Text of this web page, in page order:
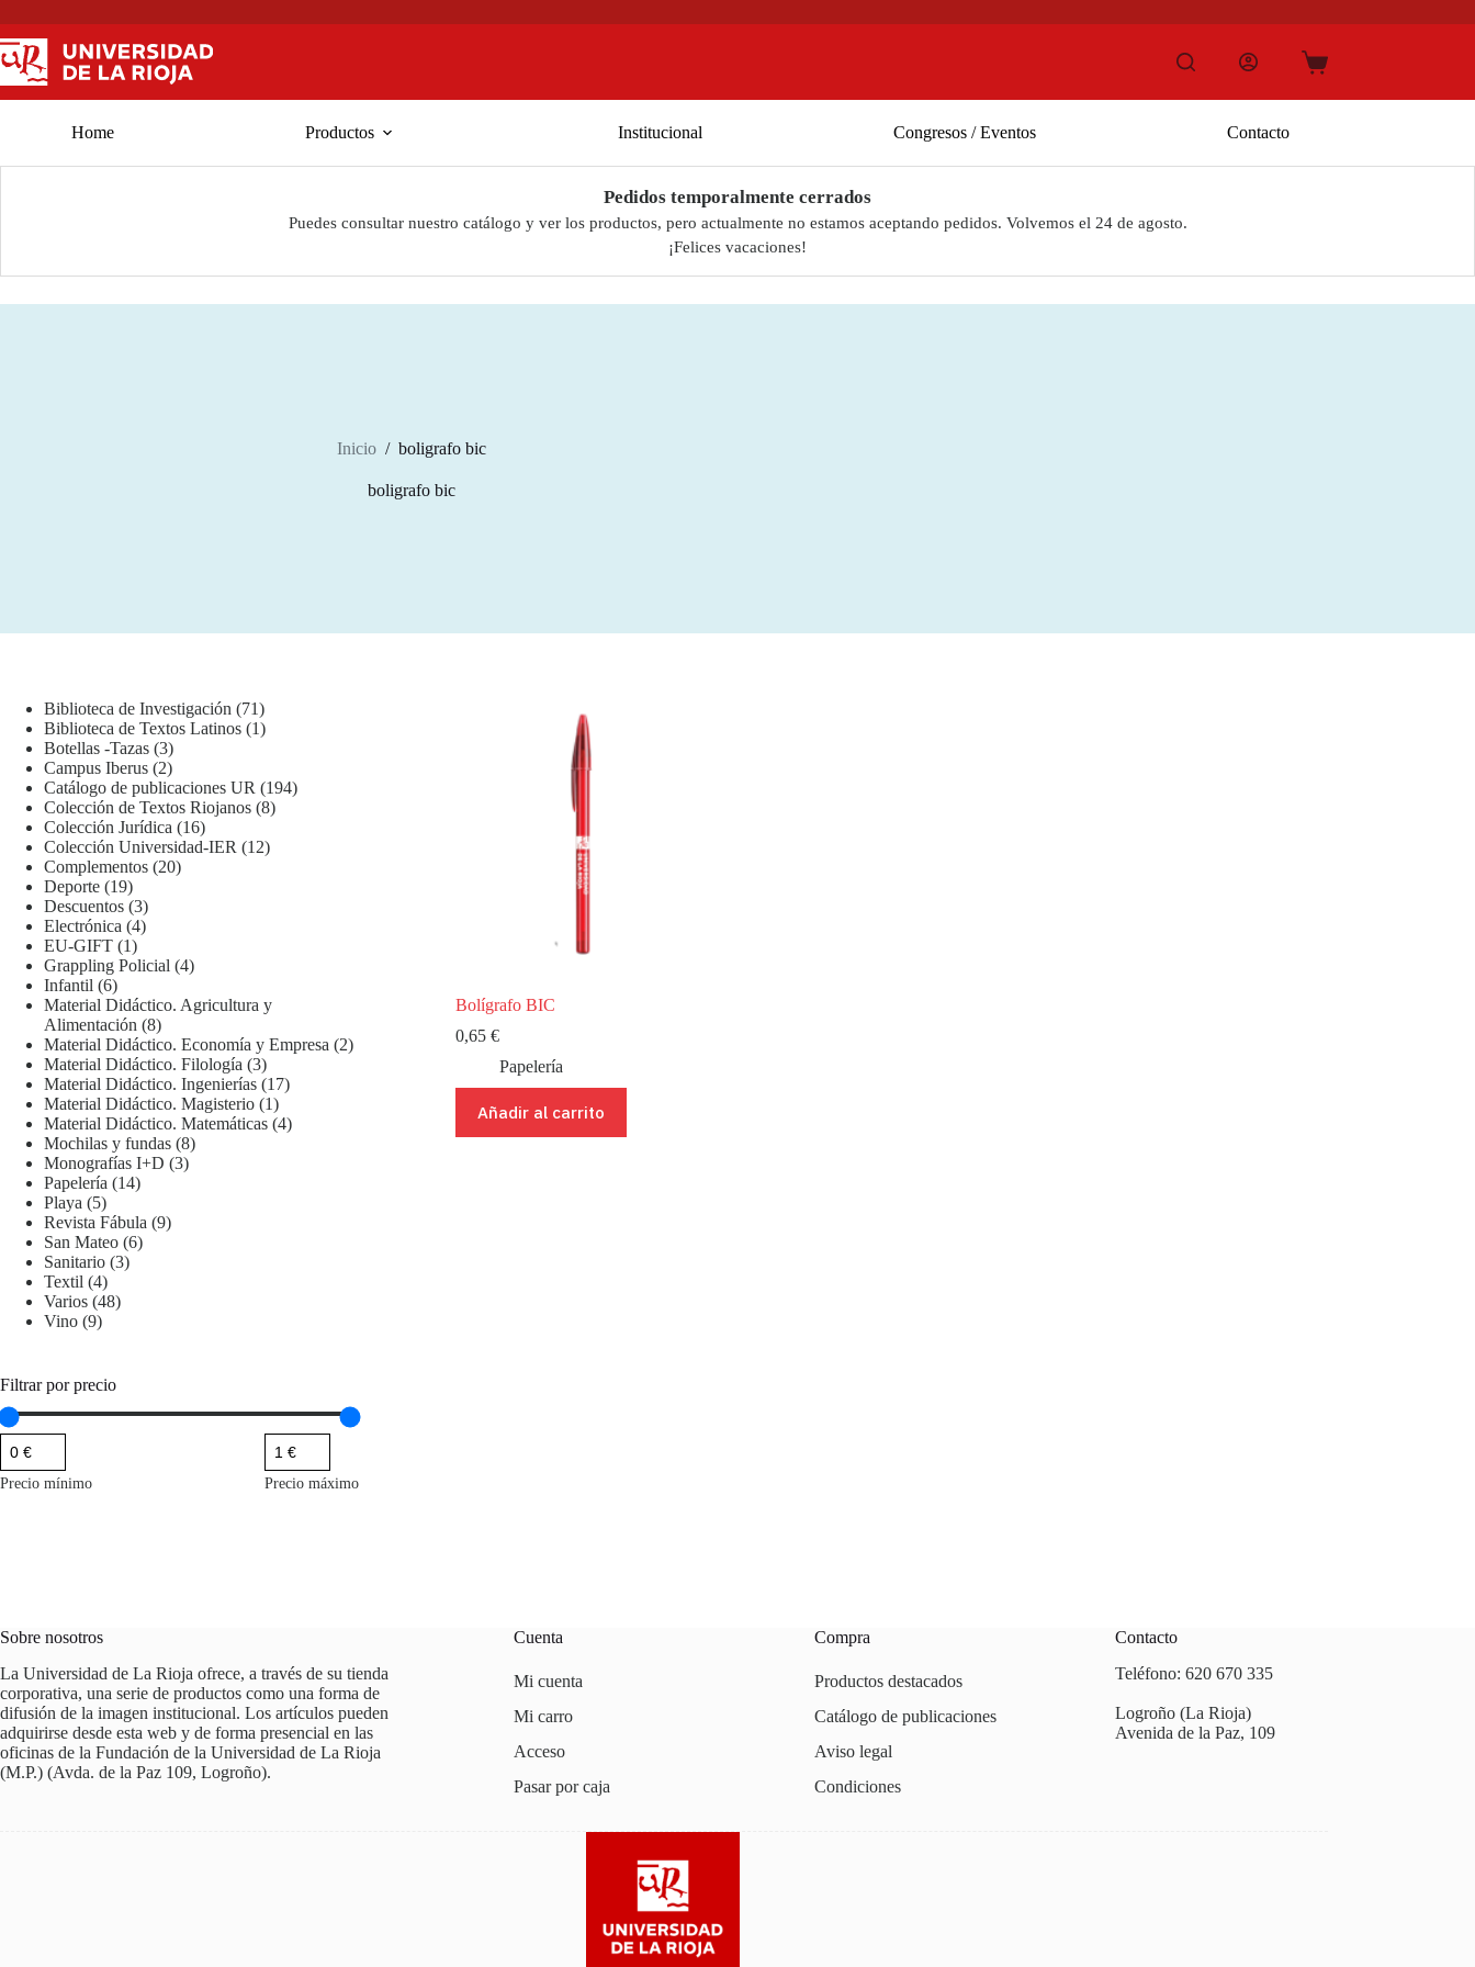
al
contenido
Carro
Home
Productos Institucional Congresos / Eventos Contacto
Pedidos temporalmente cerrados
Puedes consultar nuestro catálogo y ver los productos, pero actualmente no estamos aceptando pedidos. Volvemos el 24 de agosto.
¡Felices vacaciones!
Inicio / boligrafo bic
boligrafo bic
Bolígrafo BIC
0,65 €
Papelería
Añadir al carrito
Biblioteca de Investigación 7171
productos
Biblioteca de Textos Latinos 11
Botellas -Tazas 33
productos
Campus Iberus 22
productos
Catálogo de publicaciones UR 194194
Colección de Textos Riojanos 88
Colección Jurídica 1616
productos
Colección Universidad-IER 1212
Complementos 2020
Deporte 1919
productos
Descuentos 33
productos
Electrónica 44
EU-GIFT 11
producto
Grappling Policial 44
Infantil 66
productos
Material Didáctico. Agricultura y
Alimentación 88
productos
Material Didáctico. Economía y Empresa 22
Material Didáctico. Filología 33
productos
Material Didáctico. Ingenierías 1717
Material Didáctico. Magisterio 11
producto
Material Didáctico. Matemáticas 44
Mochilas y fundas 88
Monografías I+D 33
Papelería 1414
Playa 55
productos
Revista Fábula 99
San Mateo 66
Sanitario 33
Textil 44
productos
Varios 4848
Vino 99
Filtrar por precio
Precio mínimo Precio máximo
Sobre nosotros
La Universidad de La Rioja ofrece, a través de su tienda
corporativa, una serie de productos como una forma de
difusión de la imagen institucional. Los artículos pueden
adquirirse desde esta web y de forma presencial en las
oficinas de la Fundación de la Universidad de La Rioja
(M.P.) (Avda. de la Paz 109, Logroño).
Cuenta
Mi cuenta
Mi carro
Acceso
Pasar por caja
Compra
Productos destacados
Catálogo de publicaciones
Aviso legal
Condiciones
Contacto
Teléfono: 620 670 335
Logroño (La Rioja)
Avenida de la Paz, 109